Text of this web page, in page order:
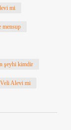
mi
mensup
şeyhi kimdir
Veli Alevi mi